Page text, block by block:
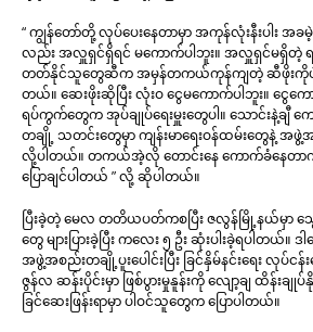
“ ကျွန်တော်တို့ လုပ်ပေးနေတာမှာ အကုန်လုံးနီးပါး အ
လည်း အလှူရှင်ရှိရင် မကောက်ပါဘူး။ အလှူရှင်မရှိ
တတ်နိုင်သူတွေဆီက အမှန်တကယ်ကုန်ကျတဲ့ ဆီဖိုးကိုပဲ အ
တယ်။ ဆေးဖိုးဆိုပြီး လုံးဝ ငွေမကောက်ပါဘူး။ ငွေ
ရပ်ကွက်တွေက အုပ်ချုပ်ရေးမှူးတွေပါ။ သောင်းနဲ့ချီ
တချို့ သတင်းတွေမှာ ကျန်းမာရေးဝန်ထမ်းတွေနဲ့ အ
လို့ပါတယ်။ တကယ်အဲ့လို တောင်းနေ ကောက်ခံနေတ
ပြောချင်ပါတယ် ” လို့ ဆိုပါတယ်။
ပြီးခဲ့တဲ့ မေလ တတိယပတ်ကစပြီး ဇလွန်မြို့နယ်မှာ သွ
တွေ များပြားခဲ့ပြီး ကလေး ၅ ဦး ဆုံးပါးခဲ့ရပါတယ်။
အဖွဲ့အစည်းတချို့ပူးပေါင်းပြီး ခြင်နှိမ်နင်းရေး လုပ်
ဇွန်လ ဆန်းပိုင်းမှာ ဖြစ်ပွားမှုနူန်းကို လျော့ချ ထိန်းခ
ခြင်ဆေးဖြန်းရာမှာ ပါဝင်သူတွေက ပြောပါတယ်။